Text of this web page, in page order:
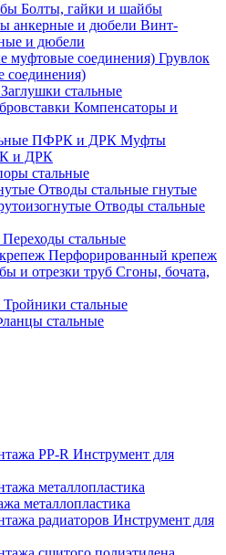
Болты, гайки и шайбы
Винт-
и дюбели
Грувлок
соединения)
Заглушки стальные
Компенсаторы и
Муфты
и ДРК
стальные
Отводы стальные гнутые
Отводы стальные
Переходы стальные
Перфорированный крепеж
Сгоны, бочата,
Тройники стальные
стальные
Инструмент для
металлопластика
Инструмент для